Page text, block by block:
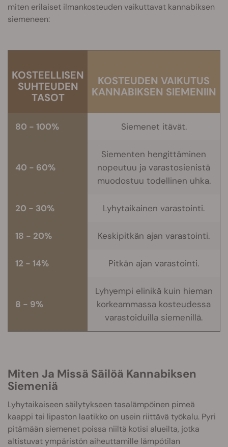
miten erilaiset ilmankosteuden vaikuttavat kannabiksen
siemeneen:
KOSTEELLISEN
SUHTEUDEN
TASOT
KOSTEUDEN VAIKUTUS
KANNABIKSEN SIEMENIIN
80 - 100% Siemenet itävät.
40 - 60%
Siementen hengittäminen
nopeutuu ja varastosienistä
muodostuu todellinen uhka.
20 - 30% Lyhytaikainen varastointi.
18 - 20% Keskipitkän ajan varastointi.
12 - 14% Pitkän ajan varastointi.
8 - 9%
Lyhyempi elinikä kuin hieman
korkeammassa kosteudessa
varastoiduilla siemenillä.
Miten Ja Missä Säilöä Kannabiksen
Siemeniä
Lyhytaikaiseen säilytykseen tasalämpöinen pimeä
kaappi tai lipaston laatikko on usein riittävä työkalu. Pyri
pitämään siemenet poissa niiltä kotisi alueilta, jotka
altistuvat ympäristön aiheuttamille lämpötilan